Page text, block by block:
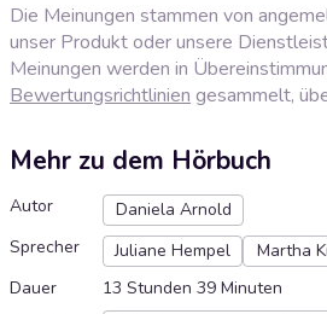
Die Meinungen stammen von
unser Produkt oder unsere
Meinungen werden in
Bewertungsrichtlinien gesammelt,
Mehr zu dem Hörbuch
Autor
Daniela Arnold
Sprecher
Juliane Hempel
Martha
Dauer
13 Stunden 39 Minuten